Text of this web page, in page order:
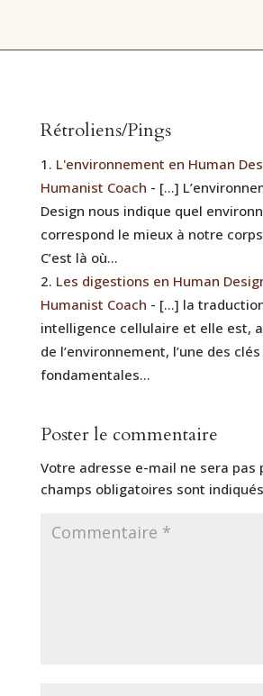
Rétroliens/Pings
L'environnement en Human
Humanist Coach - […]
Design nous indique quel
correspond le mieux à notre
C’est là où…
Les digestions en Human
Humanist Coach - […] la
intelligence cellulaire et elle est,
de l’environnement, l’une des
fondamentales…
Poster le commentaire
Votre adresse e-mail ne sera pas
champs obligatoires sont